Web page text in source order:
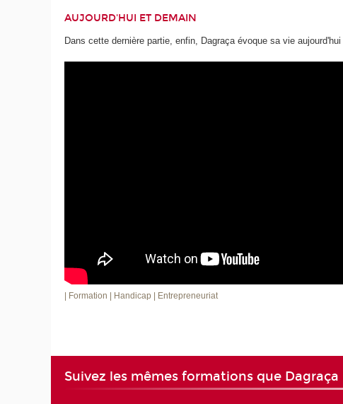
AUJOURD'HUI ET DEMAIN
Dans cette dernière partie, enfin, Dagraça évoque sa vie
| Formation | Handicap | Entrepreneuriat
Suivez les mêmes formations que